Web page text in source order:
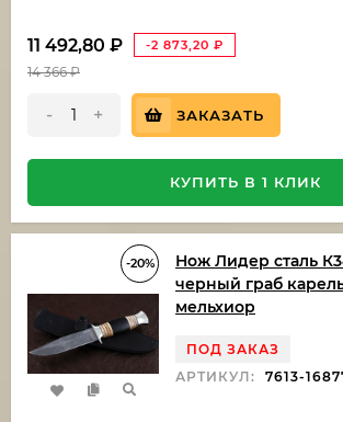
11 492,80 ₽ -2 873,20 ₽
14 366₽
- + ЗАКАЗАТЬ
КУПИТЬ В 1 КЛИК
-20%
Нож Лидер сталь
черный граб
мельхиор
ПОД ЗАКАЗ
АРТИКУЛ:
7613-